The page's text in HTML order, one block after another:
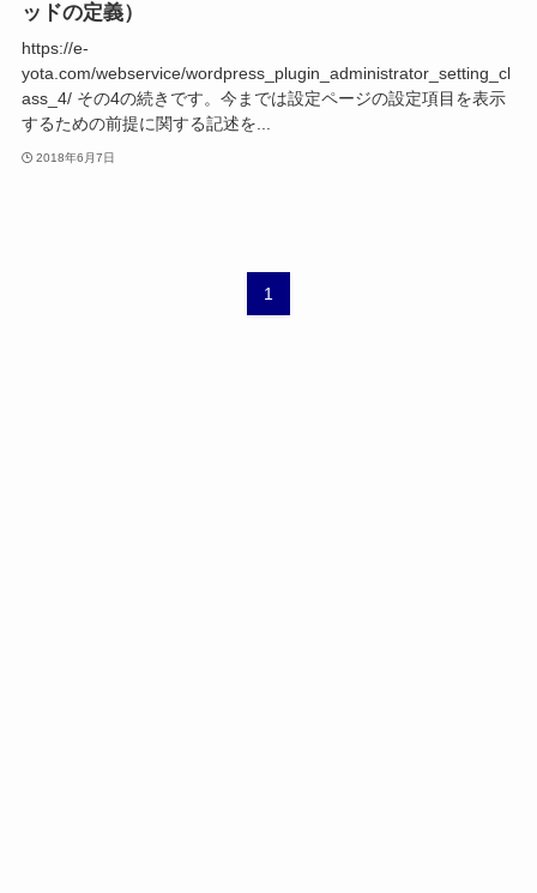
ッドの定義）
https://e-
yota.com/webservice/wordpress_plugin_administrator_setting_cl
ass_4/ その4の続きです。今までは設定ページの設定項目を表示
するための前提に関する記述を...
2018年6月7日
1